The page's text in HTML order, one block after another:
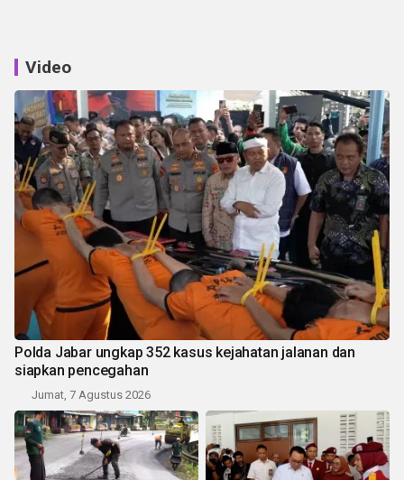
Video
Polda Jabar ungkap 352 kasus kejahatan jalanan dan
siapkan pencegahan
Jumat, 7 Agustus 2026